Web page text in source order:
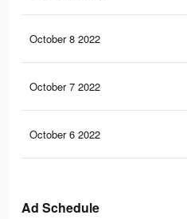
October 8 2022
October 7 2022
October 6 2022
Ad Schedule